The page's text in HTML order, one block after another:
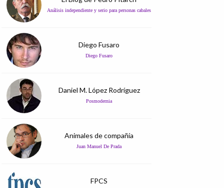
Análisis independiente y serio para personas cabales
Diego Fusaro
Diego Fusaro
Daniel M. López Rodríguez
Posmodernia
Animales de compañía
Juan Manuel De Prada
FPCS